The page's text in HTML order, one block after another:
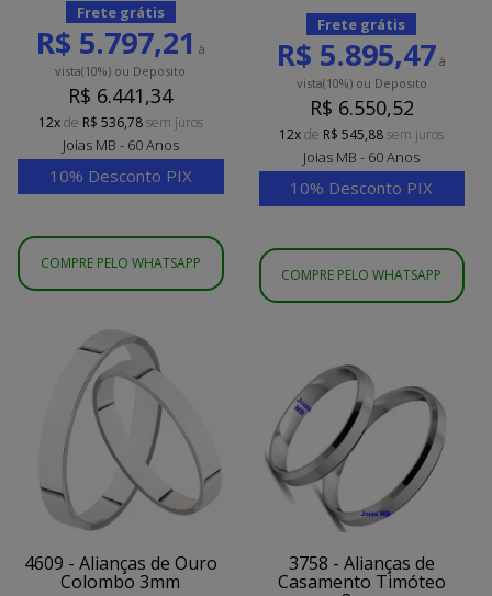
Frete grátis
R$ 5.797,21 à
vista(10%) ou Deposito
R$ 6.441,34
12xde R$ 536,78sem juros
Joias MB - 60 Anos
10% Desconto PIX
COMPRE PELO WHATSAPP
Frete grátis
R$ 5.895,47 à
vista(10%)ou Deposito
R$ 6.550,52
12xde R$ 545,88sem juros
Joias MB - 60 Anos
10% Desconto PIX
COMPRE PELO WHATSAPP
4609 - Alianças de Ouro
Colombo 3mm
3758 - Alianças de
Casamento Timóteo